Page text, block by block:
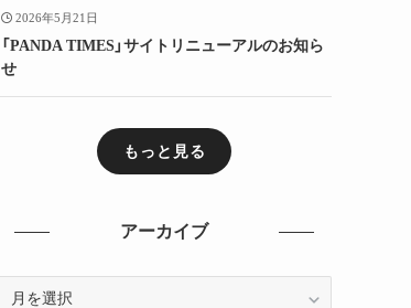
2026年5月21日
「PANDA TIMES」サイトリニューアルのお知ら
せ
もっと見る
アーカイブ